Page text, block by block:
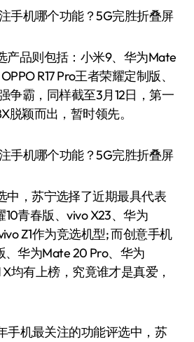
品则包括：小米9、华为Mate
R17 Pro王者荣耀定制版、
争霸，同样截至3月12日，第一
脱颖而出，暂时领先。
，苏宁选择了近期最具代表
10青春版、vivo X23、华为
Z1作为竞选机型; 而创意手机
、华为Mate 20 Pro、华为
均有上榜，究竟谁才是真爱，
机最关注的功能评选中，苏